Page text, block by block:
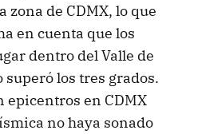
de CDMX, lo que
en cuenta que los
dentro del Valle de
los tres grados.
epicentros en CDMX
no haya sonado